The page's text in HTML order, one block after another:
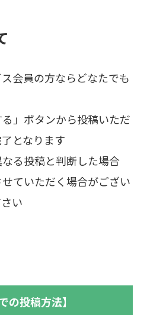
会員の方ならどなたでも
」ボタンから投稿いただ
となります
る投稿と判断した場合
ていただく場合がござい
い
の投稿方法】